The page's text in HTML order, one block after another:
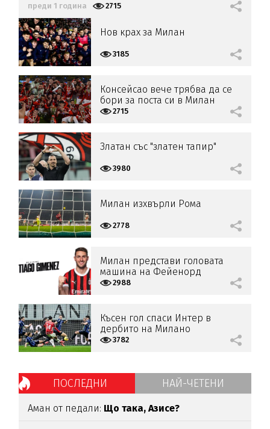
преди 1 година 2715
Нов крах за Милан
3185
Консейсао вече трябва да се
бори за поста си в Милан
2715
Златан със "златен тапир"
3980
Милан изхвърли Рома
2778
Милан представи головата
машина на Фейенорд
2988
Късен гол спаси Интер в
дербито на Милано
3782
ПОСЛЕДНИ НАЙ-ЧЕТЕНИ
Аман от педали: Що така, Азисе?